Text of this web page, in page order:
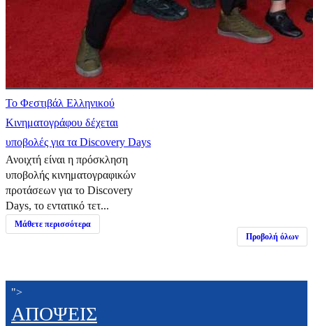
Το Φεστιβάλ Ελληνικού
Κινηματογράφου δέχεται
υποβολές για τα Discovery Days
Ανοιχτή είναι η πρόσκληση
υποβολής κινηματογραφικών
προτάσεων για το Discovery
Days, το εντατικό τετ...
Μάθετε περισσότερα
Προβολή όλων
">
ΑΠΟΨΕΙΣ